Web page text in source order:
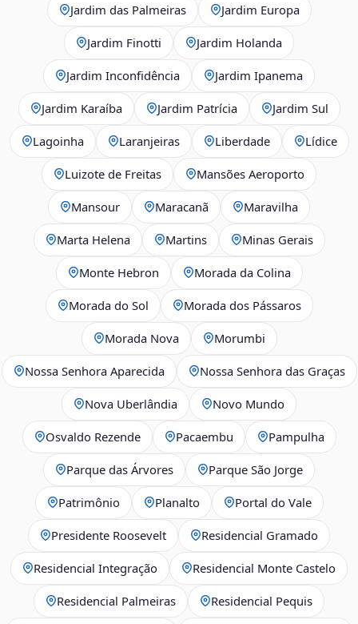
Jardim das Palmeiras Jardim Europa
Jardim Finotti Jardim Holanda
Jardim Inconfidência Jardim Ipanema
Jardim Karaíba Jardim Patrícia Jardim Sul
Lagoinha Laranjeiras Liberdade Lídice
Luizote de Freitas Mansões Aeroporto
Mansour Maracanã Maravilha
Marta Helena Martins Minas Gerais
Monte Hebron Morada da Colina
Morada do Sol Morada dos Pássaros
Morada Nova Morumbi
Nossa Senhora Aparecida Nossa Senhora das Graças
Nova Uberlândia Novo Mundo
Osvaldo Rezende Pacaembu Pampulha
Parque das Árvores Parque São Jorge
Patrimônio Planalto Portal do Vale
Presidente Roosevelt Residencial Gramado
Residencial Integração Residencial Monte Castelo
Residencial Palmeiras Residencial Pequis